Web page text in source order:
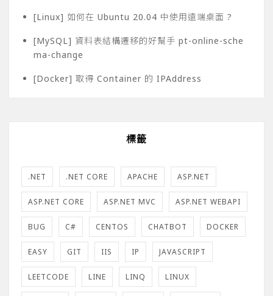
[Linux] 如何在 Ubuntu 20.04 中使用遠端桌面 ?
[MySQL] 資料表結構遷移的好幫手 pt-online-sche
ma-change
[Docker] 取得 Container 的 IPAddress
標籤
.NET .NET CORE APACHE ASP.NET
ASP.NET CORE ASP.NET MVC ASP.NET WEBAPI
BUG C# CENTOS CHATBOT DOCKER
EASY GIT IIS IP JAVASCRIPT
LEETCODE LINE LINQ LINUX